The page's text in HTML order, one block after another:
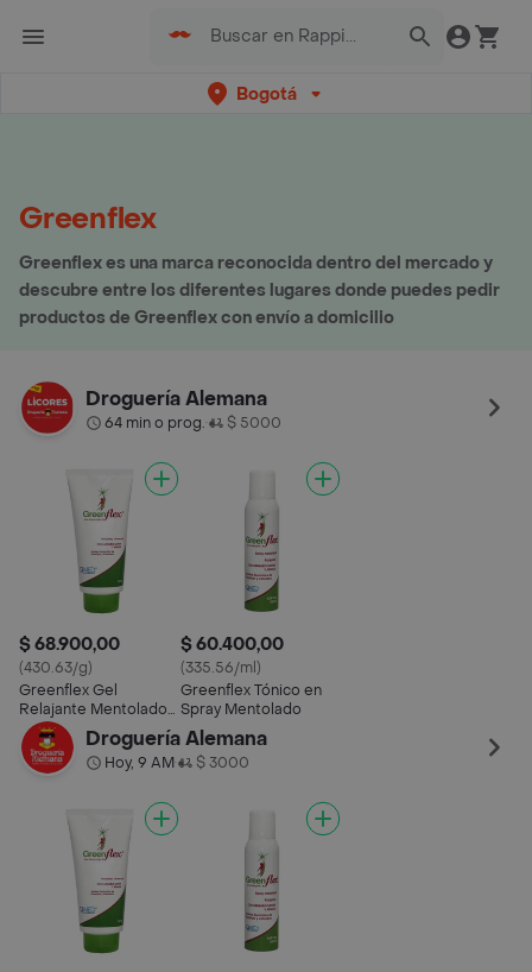
Bogotá
Greenflex
Greenflex es una marca reconocida dentro del mercado y
descubre entre los diferentes lugares donde puedes pedir
productos de Greenflex con envío a domicilio
Droguería Alemana
64 min o prog.• $ 5000
$ 68.900,00
(430.63/g)
Greenflex Gel
Relajante Mentolado
con Cánnabis Sativa y
Árnica
$ 60.400,00
(335.56/ml)
Greenflex Tónico en
Spray Mentolado
Droguería Alemana
Hoy, 9 AM• $ 3000